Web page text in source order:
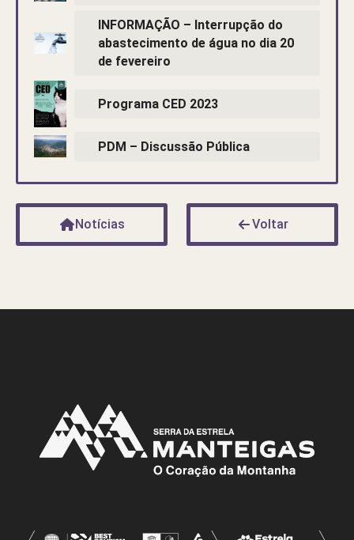
INFORMAÇÃO – Interrupção do
abastecimento de água no dia 20
de fevereiro
Programa CED 2023
PDM – Discussão Pública
Notícias Voltar